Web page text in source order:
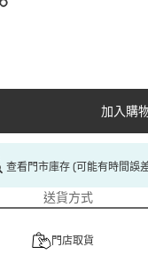
加入購
查看門市庫存 (可能有時間誤
送貨方式
門店取貨